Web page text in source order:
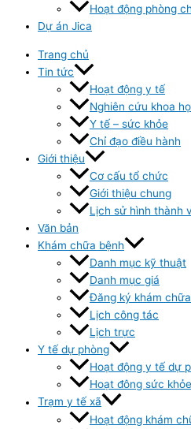
Hoạt động phòng
Dự án Jica
Trang chủ
Tin tức
Hoạt động y tế
Nghiên cứu khoa
Y tế – sức khỏe
Chỉ đạo điều hành
Giới thiệu
Cơ cấu tổ chức
Giới thiệu chung
Lịch sử hình thành
Văn bản
Khám chữa bệnh
Danh mục kỹ thuật
Danh mục giá
Đăng ký khám
Lịch công tác
Lịch trực
Y tế dự phòng
Hoạt động y tế dự
Hoạt đông sức
Trạm y tế xã
Hoạt động khám